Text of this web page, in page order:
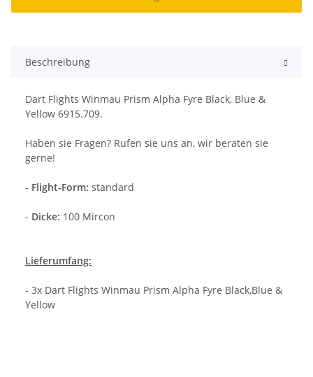
Beschreibung
Dart Flights Winmau Prism Alpha Fyre Black, Blue &
Yellow 6915.709.
Haben sie Fragen? Rufen sie uns an, wir beraten sie
gerne!
- Flight-Form: standard
- Dicke: 100 Mircon
Lieferumfang:
- 3x Dart Flights Winmau Prism Alpha Fyre Black,Blue &
Yellow